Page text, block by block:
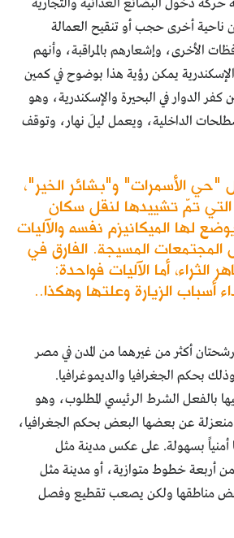
حركة دخول البضائع الغذائية والتجارية
ناحية أخرى حجب أو تنقيح العمالة
الأخرى، وإشعارهم بالمراقبة، وأنهم
يمكن رؤية هذا بوضوح في كمين
الدوار في البحيرة والإسكندرية، وهو
الداخلية، ويعمل ليلَ نهار، وتوقف
"حي الأسمرات" و"بشائر الخير"،
التي تمّ تشييدها لنقل سكان
لها الميكانيزم نفسه والآليات
المجتمعات المسيجة. الفارق في
الثراء، أما الآليات فواحدة:
أسباب الزيارة وعلتها وهكذا..
أكثر من غيرهما من المدن في مصر
بحكم الجغرافيا والديموغرافيا.
بالفعل الشرط الرئيسي المطلوب، وهو
عن بعضها البعض بحكم الجغرافيا،
بسهولة. على عكس مدينة مثل
أربعة خطوط متوازية، أو مدينة مثل
مناطقها ولكن يصعب تقطيع وفصل